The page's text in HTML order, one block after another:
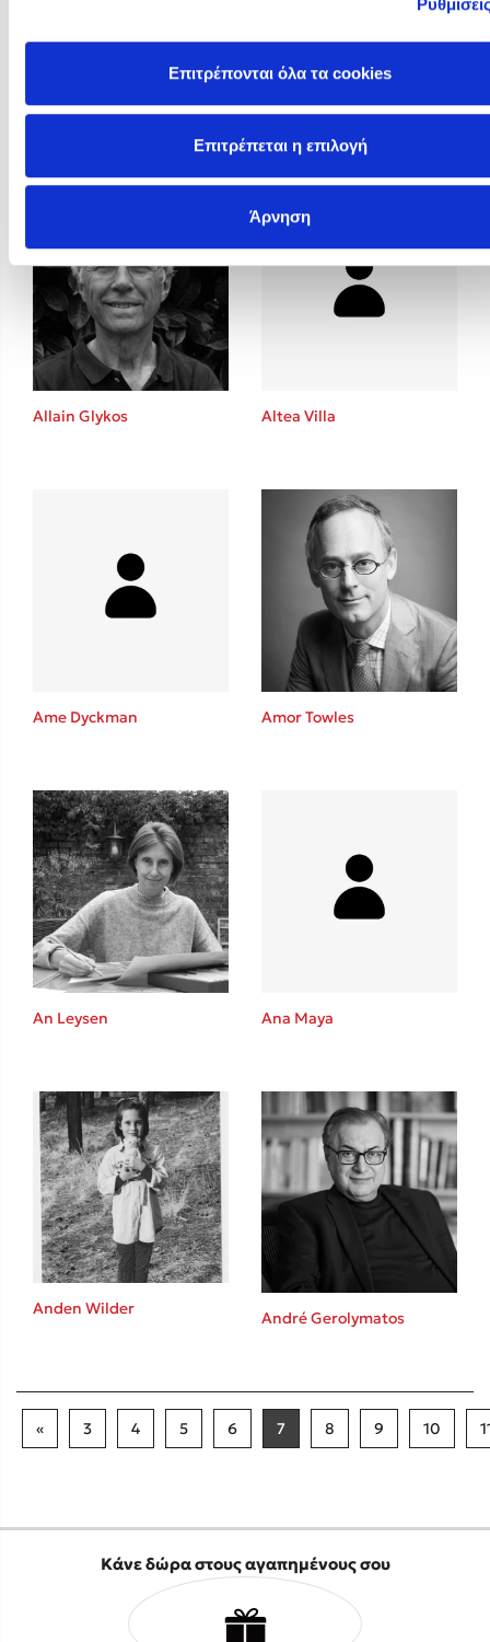
Επιτρέπονται όλα τα cookies
Επιτρέπεται η επιλογή
Άρνηση
Alison Jay Alison McGhee
Allain Glykos Altea Villa
Ame Dyckman Amor Towles
An Leysen Ana Maya
Anden Wilder
André Gerolymatos
« 3 4 5 6 7 8 9 10
Κάνε δώρα στους αγαπημένους σου